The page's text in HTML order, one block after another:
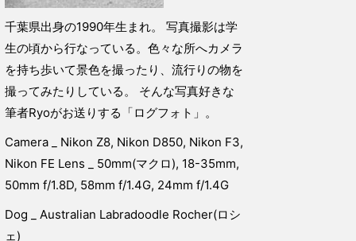
千葉県出身の1990年生まれ。 写真撮影は学
生の頃から行なっている。色々な所へカメラ
を持ち歩いて景色を撮ったり、流行りの物を
撮ってみたりしている。 そんな写真好きな
筆者Ryoがお送りする「ログフォト」。
Camera _ Nikon Z8, Nikon D850, Nikon F3,
Nikon FE Lens _ 50mm(マクロ), 18-35mm,
50mm f/1.8D, 58mm f/1.4G, 24mm f/1.4G
Dog _ Australian Labradoodle Rocher(ロシ
ェ)